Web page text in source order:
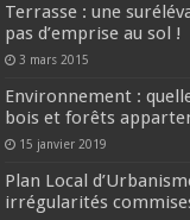
Terrasse : une
pas d’emprise au sol !
3 mars 2015
Environnement :
bois et forêts
15 janvier 2019
Plan Local
irrégularités